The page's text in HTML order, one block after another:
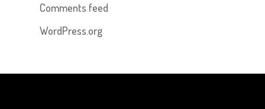
Comments feed
WordPress.org